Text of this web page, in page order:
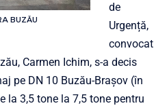
BUZĂU
de
Urgență,
convocat
Carmen Ichim, s-a decis
pe DN 10 Buzău-Brașov (în
la 3,5 tone la 7,5 tone pentru